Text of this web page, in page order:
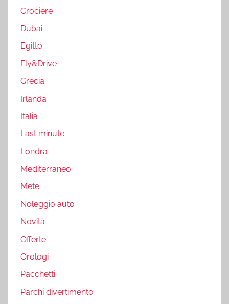
Crociere
Dubai
Egitto
Fly&Drive
Grecia
Irlanda
Italia
Last minute
Londra
Mediterraneo
Mete
Noleggio auto
Novità
Offerte
Orologi
Pacchetti
Parchi divertimento